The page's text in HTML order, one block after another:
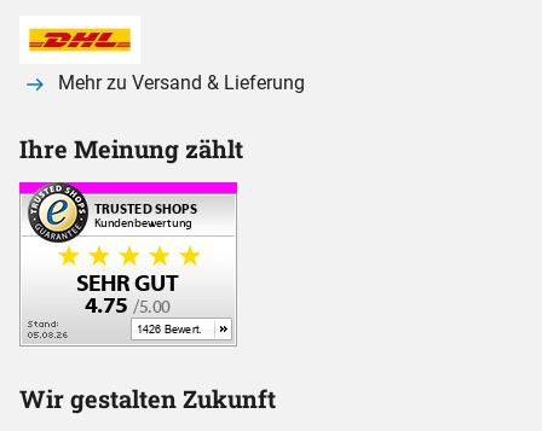
Mehr zu Versand & Lieferung
Ihre Meinung zählt
Wir gestalten Zukunft